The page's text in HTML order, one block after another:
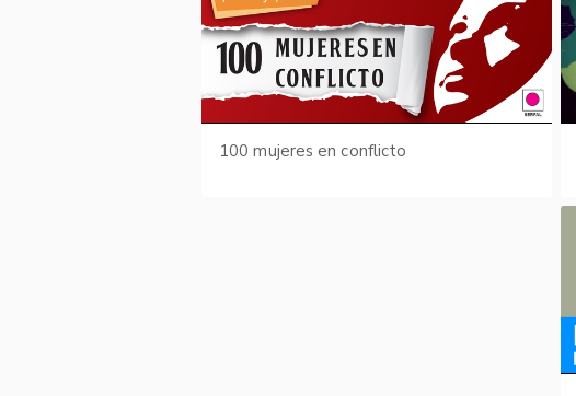
100 mujeres en conflicto